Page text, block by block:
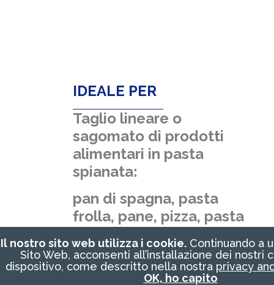
Il nostro sito web utilizza i cookie. Continuando a
Sito Web, acconsenti all’installazione dei nostri
dispositivo, come descritto nella nostra privacy
OK, ho capito
IDEALE PER
Taglio lineare o
sagomato di prodotti
alimentari in pasta
spianata:
pan di spagna, pasta
frolla, pane, pizza, pasta
cruda